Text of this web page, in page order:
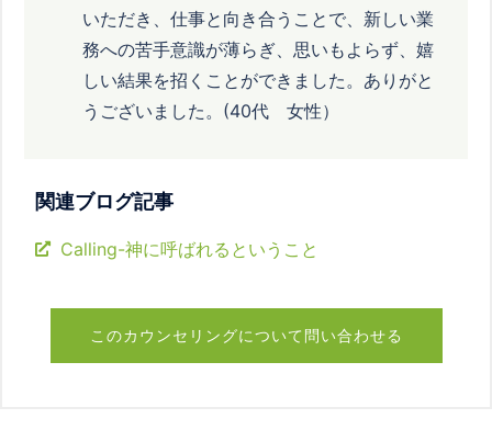
いただき、仕事と向き合うことで、新しい業
務への苦手意識が薄らぎ、思いもよらず、嬉
しい結果を招くことができました。ありがと
うございました。(40代 女性）
関連ブログ記事
Calling-神に呼ばれるということ
このカウンセリングについて問い合わせる